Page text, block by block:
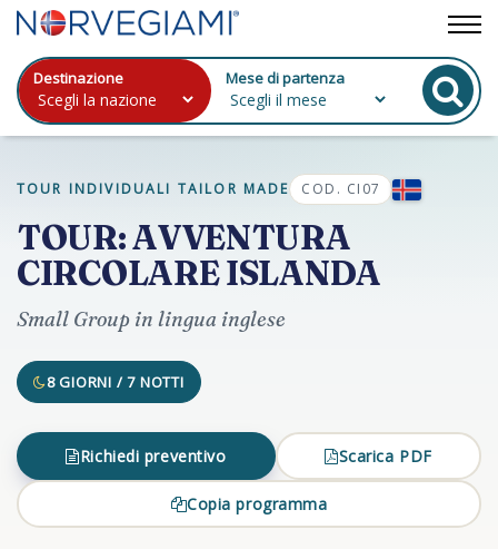
Destinazione Mese di partenza
TOUR INDIVIDUALI TAILOR MADE COD. CI07
TOUR: AVVENTURA
CIRCOLARE ISLANDA
Small Group in lingua inglese
8 GIORNI / 7 NOTTI
Richiedi preventivo Scarica PDF
Copia programma